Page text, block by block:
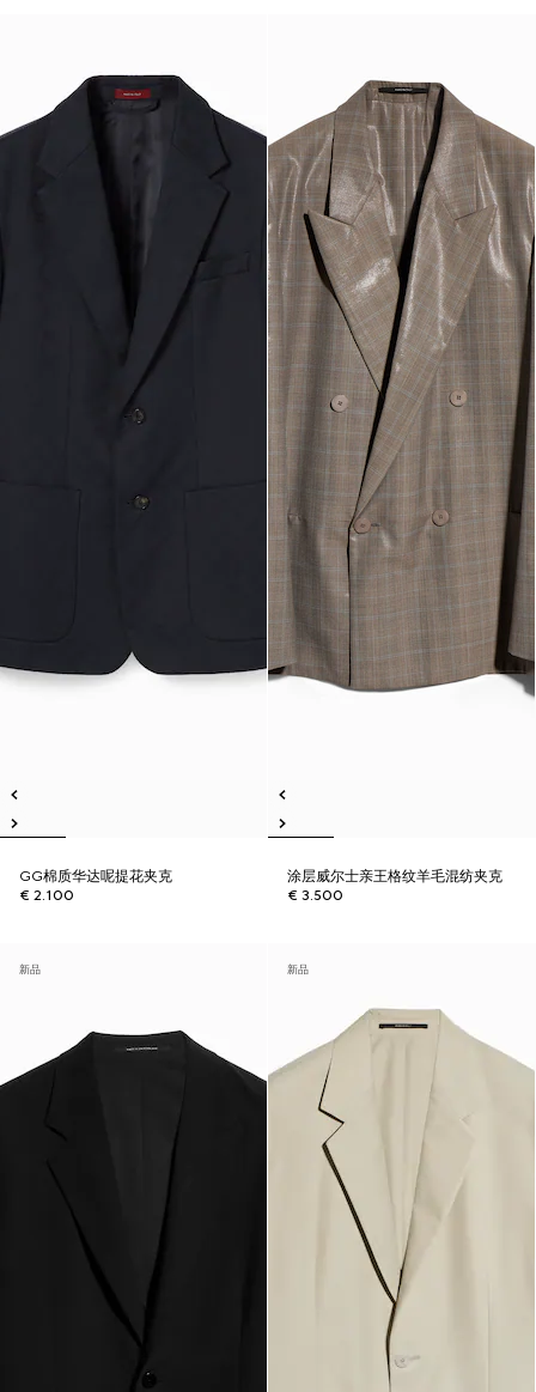
GG棉质华达呢提花夹克
€ 2.100
涂层威尔士亲王格纹羊毛混纺夹克
€ 3.500
新品 新品